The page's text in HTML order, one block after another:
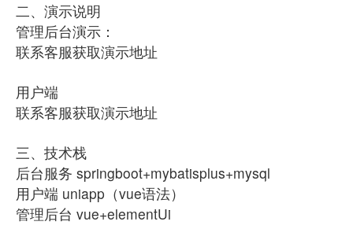
二、演示说明
管理后台演示：
联系客服获取演示地址
用户端
联系客服获取演示地址
三、技术栈
后台服务 springboot+mybatisplus+mysql
用户端 uniapp（vue语法）
管理后台 vue+elementUi